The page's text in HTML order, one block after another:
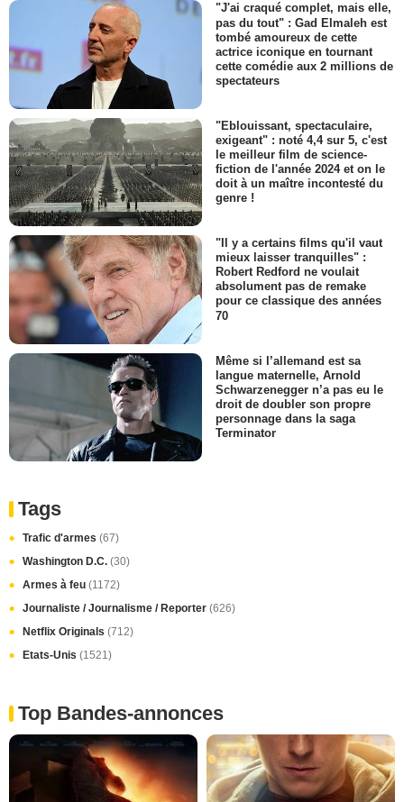
"J'ai craqué complet, mais elle,
pas du tout" : Gad Elmaleh est
tombé amoureux de cette
actrice iconique en tournant
cette comédie aux 2 millions de
spectateurs
"Eblouissant, spectaculaire,
exigeant" : noté 4,4 sur 5, c'est
le meilleur film de science-
fiction de l'année 2024 et on le
doit à un maître incontesté du
genre !
"Il y a certains films qu'il vaut
mieux laisser tranquilles" :
Robert Redford ne voulait
absolument pas de remake
pour ce classique des années
70
Même si l’allemand est sa
langue maternelle, Arnold
Schwarzenegger n’a pas eu le
droit de doubler son propre
personnage dans la saga
Terminator
Tags
Trafic d'armes (67)
Washington D.C. (30)
Armes à feu (1172)
Journaliste / Journalisme / Reporter (626)
Netflix Originals (712)
Etats-Unis (1521)
Top Bandes-annonces